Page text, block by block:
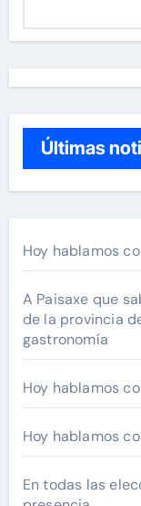
Últimas
Hoy hablamos
A Paisaxe que
de la provincia
gastronomía
Hoy hablamos
Hoy hablamos
En todas las